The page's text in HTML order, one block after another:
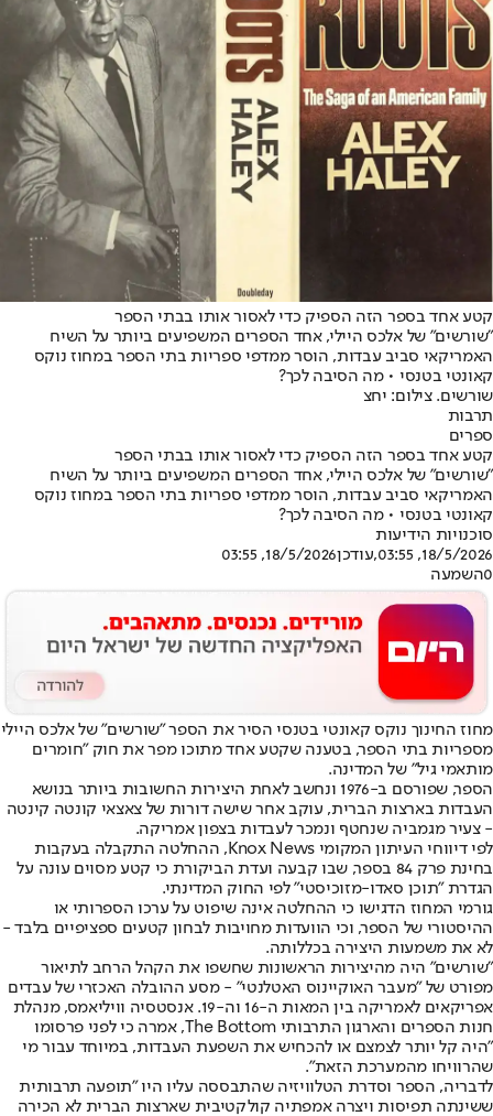
קטע אחד בספר הזה הספיק כדי לאסור אותו בבתי הספר
"שורשים" של אלכס היילי, אחד הספרים המשפיעים ביותר על השיח
האמריקאי סביב עבדות, הוסר ממדפי ספריות בתי הספר במחוז נוקס
קאונטי בטנסי • מה הסיבה לכך?
שורשים. צילום: יחצ
תרבות
ספרים
קטע אחד בספר הזה הספיק כדי לאסור אותו בבתי הספר
"שורשים" של אלכס היילי, אחד הספרים המשפיעים ביותר על השיח
האמריקאי סביב עבדות, הוסר ממדפי ספריות בתי הספר במחוז נוקס
קאונטי בטנסי • מה הסיבה לכך?
סוכנויות הידיעות
18/5/2026, 03:55
,עודכן18/5/2026, 03:55
0השמעה
מחוז החינוך נוקס קאונטי בטנסי הסיר את הספר "שורשים" של אלכס היילי
מספריות בתי הספר, בטענה שקטע אחד מתוכו מפר את חוק "חומרים
מותאמי גיל" של המדינה.
הספר, שפורסם ב-1976 ונחשב לאחת היצירות החשובות ביותר בנושא
העבדות בארצות הברית, עוקב אחר שישה דורות של צאצאי קונטה קינטה
- צעיר מגמביה שנחטף ונמכר לעבדות בצפון אמריקה.
לפי דיווחי העיתון המקומי Knox News, ההחלטה התקבלה בעקבות
בחינת פרק 84 בספר, שבו קבעה ועדת הביקורת כי קטע מסוים עונה על
הגדרת "תוכן סאדו-מזוכיסטי" לפי החוק המדינתי.
גורמי המחוז הדגישו כי ההחלטה אינה שיפוט על ערכו הספרותי או
ההיסטורי של הספר, וכי הוועדות מחויבות לבחון קטעים ספציפיים בלבד -
לא את משמעות היצירה בכללותה.
"שורשים" היה מהיצירות הראשונות שחשפו את הקהל הרחב לתיאור
מפורט של "מעבר האוקיינוס האטלנטי" - מסע ההובלה האכזרי של עבדים
אפריקאים לאמריקה בין המאות ה-16 וה-19. אנסטסיה וויליאמס, מנהלת
חנות הספרים והארגון התרבותי The Bottom, אמרה כי לפני פרסומו
"היה קל יותר לצמצם או להכחיש את השפעת העבדות, במיוחד עבור מי
שהרוויחו מהמערכת הזאת".
לדבריה, הספר וסדרת הטלוויזיה שהתבססה עליו היו "תופעה תרבותית
ששינתה תפיסות ויצרה אמפתיה קולקטיבית שארצות הברית לא הכירה